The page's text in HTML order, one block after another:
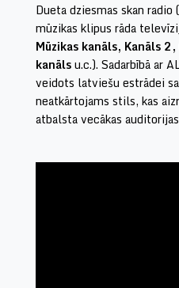
Dueta dziesmas skan radio (
mūzikas klipus rāda
Mūzikas kanāls, Kanāls
kanālsu.c.). Sadarbībā ar
veidots latviešu estrādei
neatkārtojams stils, kas
atbalsta vecākas